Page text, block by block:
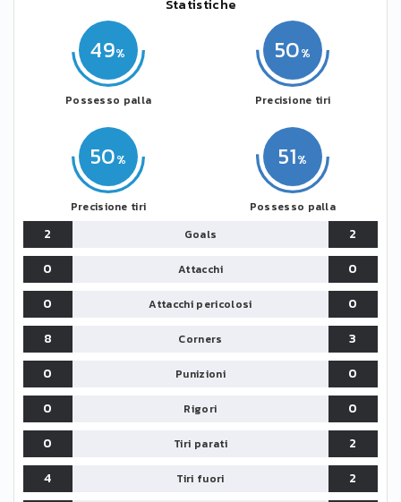
Statistiche
49
Possesso palla
50
Precisione tiri
51
Possesso palla
50
Precisione tiri
2 Goals
2
0
Attacchi
0
0
Attacchi pericolosi
0
8
Corners
3
0
Punizioni
0
0
Rigori
0
0
Tiri parati
2
4
Tiri fuori 2